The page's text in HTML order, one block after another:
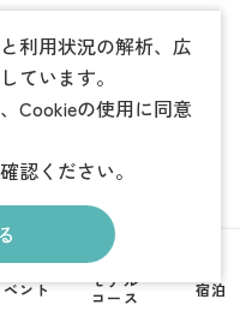
利用状況の解析、広
ています。
Cookieの使用に同意
認ください。